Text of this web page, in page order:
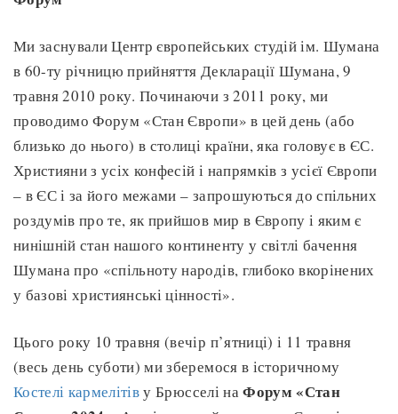
Ми заснували Центр європейських студій ім. Шумана
в 60-ту річницю прийняття Декларації Шумана, 9
травня 2010 року. Починаючи з 2011 року, ми
проводимо Форум «Стан Європи» в цей день (або
близько до нього) в столиці країни, яка головує в ЄС.
Християни з усіх конфесій і напрямків з усієї Європи
– в ЄС і за його межами – запрошуються до спільних
роздумів про те, як прийшов мир в Європу і яким є
нинішній стан нашого континенту у світлі бачення
Шумана про «спільноту народів, глибоко вкорінених
у базові християнські цінності».
Цього року 10 травня (вечір п’ятниці) і 11 травня
(весь день суботи) ми зберемося в історичному
Костелі кармелітіву Брюсселі наФорум «Стан